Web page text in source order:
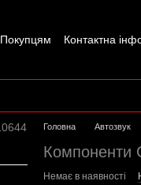
Покупцям Контактна
Головна Автозвук
Компоненти
Немає в наявності